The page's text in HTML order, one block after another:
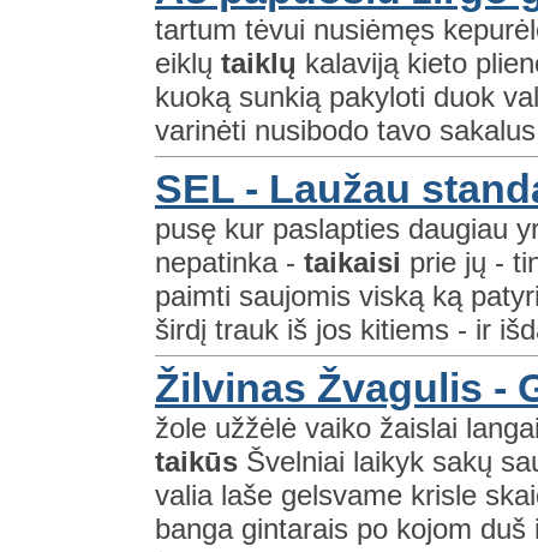
tartum tėvui nusiėmęs
eiklų taiklų kalaviją kieto
kuoką sunkią pakyloti duok
varinėti nusibodo tavo
SEL - Laužau
pusę kur paslapties daugiau
nepatinka - taikaisi prie jų -
paimti saujomis viską ką
širdį trauk iš jos kitiems - ir
Žilvinas Žvagulis -
žole užžėlė vaiko žaislai
taikūs Švelniai laikyk sakų
valia laše gelsvame krisle
banga gintarais po kojom duš